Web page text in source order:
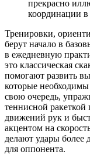
прекрасно
координации в
Тренировки,
берут начало в
в ежедневную
это классическая
помогают развить
которые
свою очередь,
теннисной
движений рук и
акцентом на
делают удары
для оппонента.